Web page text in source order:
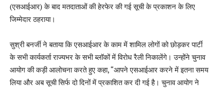
(एसआईआर) के बाद मतदाताओं की हेरफेर की गई सूची के प्रकाशन के लिए
जिम्मेदार ठहराया।
सुश्री बनर्जी ने बताया कि एसआईआर के काम में शामिल लोगों को छोड़कर पार्टी
के सभी कार्यकर्ता राज्यभर के सभी ब्लॉकों में विरोध रैली निकालेंगे। उन्होंने चुनाव
आयोग की कड़ी आलोचना करते हुए कहा, “आपने एसआईआर करने में इतना समय
लिया और अब सूची सिर्फ दो दिनों में प्रकाशित कर दी गई है। चुनाव आयोग ने